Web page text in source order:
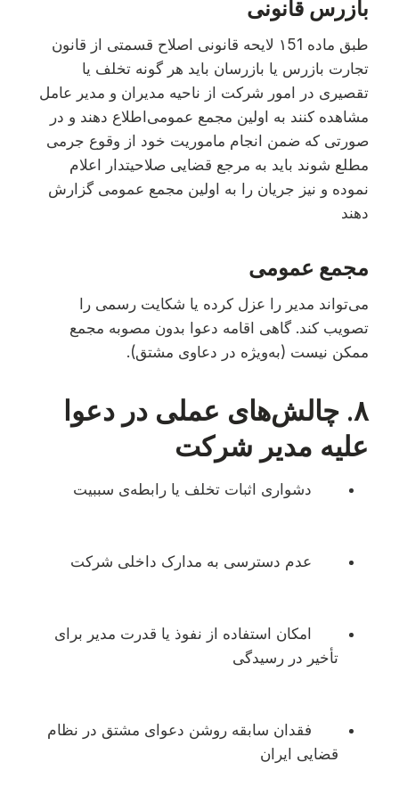
بازرس قانونی
طبق ماده ۱51 لایحه قانونی اصلاح قسمتی از قانون
تجارت بازرس یا بازرسان باید هر گونه تخلف یا
تقصیری در امور شرکت از ناحیه مدیران و مدیر عامل
مشاهده کنند به اولین مجمع عمومی‌اطلاع دهند و در
صورتی که ضمن انجام ماموریت خود از وقوع جرمی
مطلع شوند باید به مرجع قضایی صلاحیتدار اعلام
نموده و نیز جریان را به اولین مجمع عمومی گزارش
دهند
مجمع عمومی
می‌تواند مدیر را عزل کرده یا شکایت رسمی را
تصویب کند. گاهی اقامه دعوا بدون مصوبه مجمع
ممکن نیست (به‌ویژه در دعاوی مشتق).
۸. چالش‌های عملی در دعوا
علیه مدیر شرکت
دشواری اثبات تخلف یا رابطه‌ی سببیت
عدم دسترسی به مدارک داخلی شرکت
امکان استفاده از نفوذ یا قدرت مدیر برای
تأخیر در رسیدگی
فقدان سابقه روشن دعوای مشتق در نظام
قضایی ایران